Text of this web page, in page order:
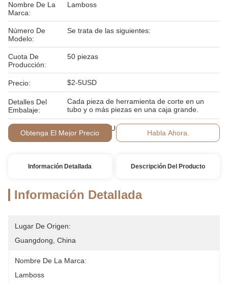
Nombre De La
Marca:
Lamboss
Número De
Modelo:
Se trata de las siguientes:
Cuota De
Producción:
50 piezas
Precio: $2-5USD
Detalles Del
Embalaje:
Cada pieza de herramienta de corte en un
tubo y o más piezas en una caja grande.
Condiciones De
Pago:
T/T, Western Union,
Obtenga El Mejor Precio Habla Ahora.
Información Detallada Descripción Del Producto
Información Detallada
Lugar De Origen:
Guangdong, China
Nombre De La Marca:
Lamboss